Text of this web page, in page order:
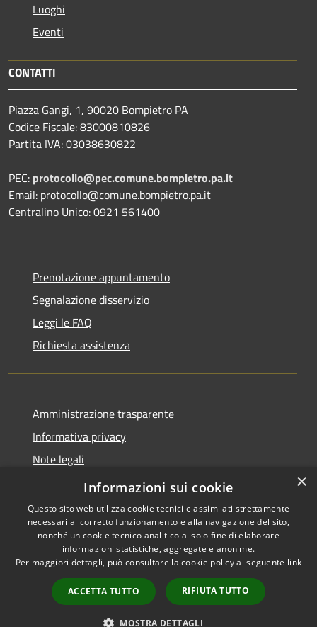
Luoghi
Eventi
CONTATTI
Piazza Gangi, 1, 90020 Bompietro PA
Codice Fiscale: 83000810826
Partita IVA: 03038630822
PEC: protocollo@pec.comune.bompietro.pa.it
Email: protocollo@comune.bompietro.pa.it
Centralino Unico: 0921 561400
Prenotazione appuntamento
Segnalazione disservizio
Leggi le FAQ
Richiesta assistenza
Amministrazione trasparente
Informativa privacy
Note legali
Dichiarazione di accessibilità
Accessibilità
Copyright © 2026 • Comune di
Bompietro • Powered by
Municipium•
Accesso
redazione
×
Informazioni sui cookie
Questo sito web utilizza cookie tecnici e assimilati strettamente
necessari al corretto funzionamento e alla navigazione del sito,
nonché un cookie tecnico analitico al solo fine di elaborare
informazioni statistiche, aggregate e anonime.
Per maggiori dettagli, può consultare la cookie policy al seguente link
ACCETTA TUTTO RIFIUTA TUTTO
MOSTRA DETTAGLI